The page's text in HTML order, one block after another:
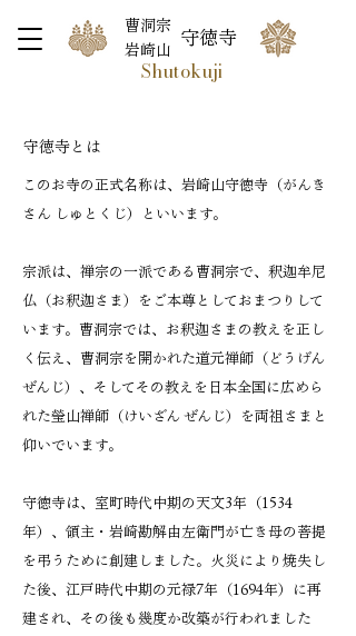
曹洞宗
岩崎山
守徳寺
Shutokuji
守徳寺とは
このお寺の正式名称は、岩崎山守徳寺（がんき
さん しゅとくじ）といいます。
宗派は、禅宗の一派である曹洞宗で、釈迦牟尼
仏（お釈迦さま）をご本尊としておまつりして
います。曹洞宗では、お釈迦さまの教えを正し
く伝え、曹洞宗を開かれた道元禅師（どうげん
ぜんじ）、そしてその教えを日本全国に広めら
れた瑩山禅師（けいざん ぜんじ）を両祖さまと
仰いでいます。
守徳寺は、室町時代中期の天文3年（1534
年）、領主・岩崎勘解由左衛門が亡き母の菩提
を弔うために創建しました。火災により焼失し
た後、江戸時代中期の元禄7年（1694年）に再
建され、その後も幾度か改築が行われました